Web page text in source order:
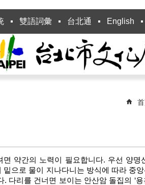
雙語詞彙 台北通 English
약간의 노력이 필요합니다. 우선 양
밑으로 물이 지나다니는 방식에 따라
다리를 건너면 보이는 안산암 돌집의 ‘